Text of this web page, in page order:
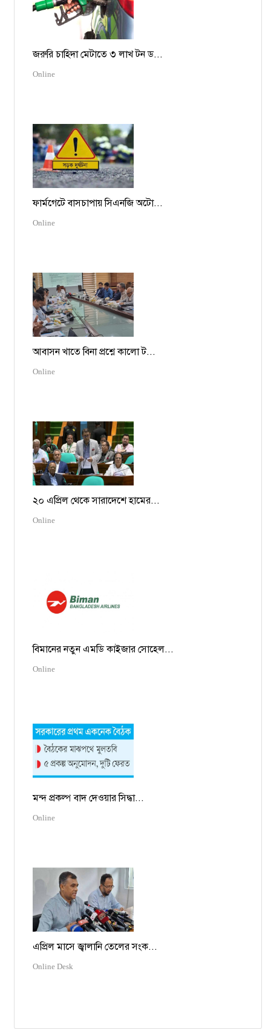
জরুরি চাহিদা মেটাতে ৩ লাখ টন ড...
Online
ফার্মগেটে বাসচাপায় সিএনজি অটো...
Online
আবাসন খাতে বিনা প্রশ্নে কালো ট...
Online
২০ এপ্রিল থেকে সারাদেশে হামের...
Online
বিমানের নতুন এমডি কাইজার সোহেল...
Online
মন্দ প্রকল্প বাদ দেওয়ার সিদ্ধা...
Online
এপ্রিল মাসে জ্বালানি তেলের সংক...
Online Desk